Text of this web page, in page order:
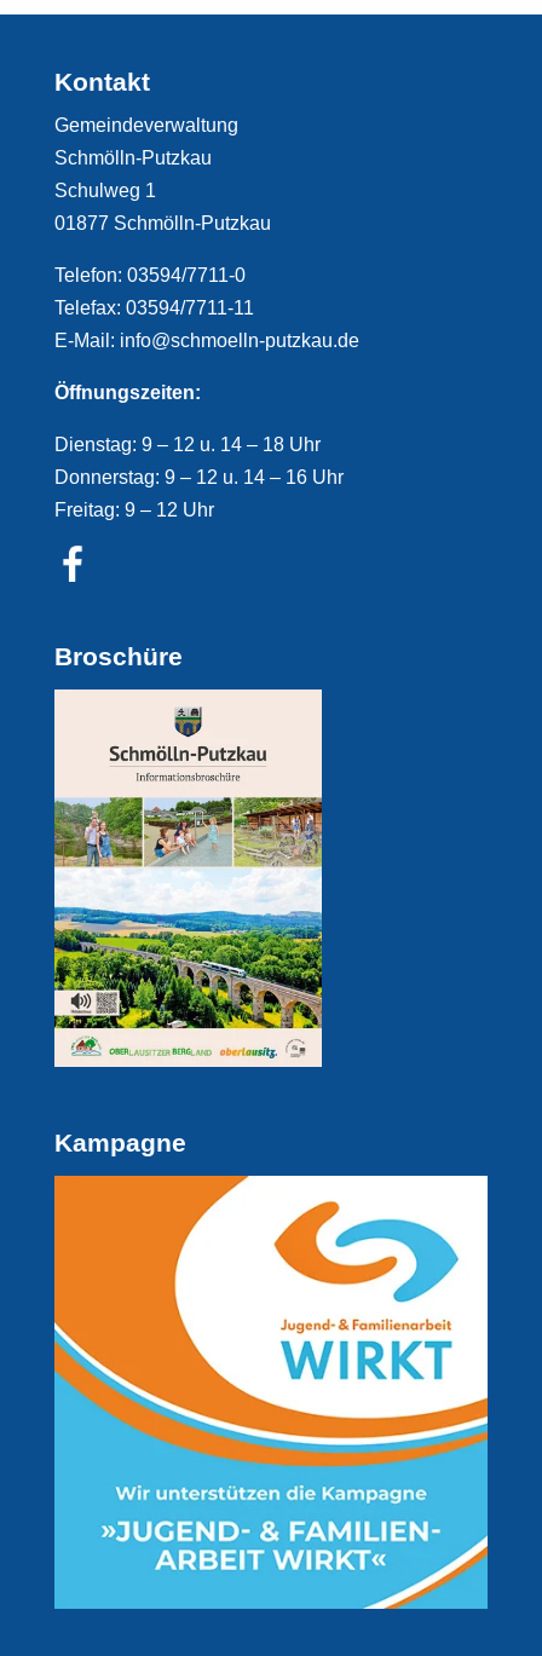
Kontakt
Gemeindeverwaltung
Schmölln-Putzkau
Schulweg 1
01877 Schmölln-Putzkau
Telefon: 03594/7711-0
Telefax: 03594/7711-11
E-Mail: info@schmoelln-putzkau.de
Öffnungszeiten:
Dienstag: 9 – 12 u. 14 – 18 Uhr
Donnerstag: 9 – 12 u. 14 – 16 Uhr
Freitag: 9 – 12 Uhr
Broschüre
Kampagne